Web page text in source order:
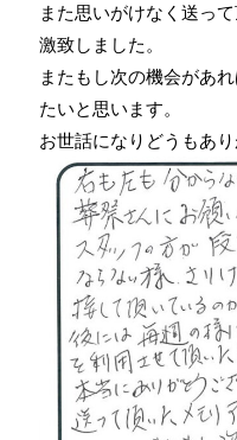
また思いがけなく送っ
激致しました。
またもし次の機会があ
たいと思います。
お世話になりどうもあ